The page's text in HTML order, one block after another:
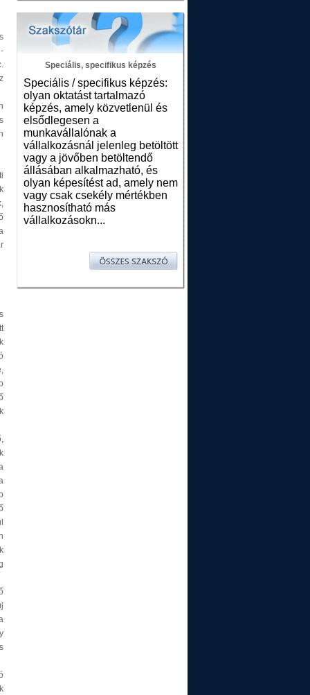
Speciális, specifikus képzés
Speciális / specifikus képzés:
olyan oktatást tartalmazó
képzés, amely közvetlenül és
elsődlegesen a
munkavállalónak a
vállalkozásnál jelenleg betöltött
vagy a jövőben betöltendő
állásában alkalmazható, és
olyan képesítést ad, amely nem
vagy csak csekély mértékben
hasznosítható más
vállalkozásokn...